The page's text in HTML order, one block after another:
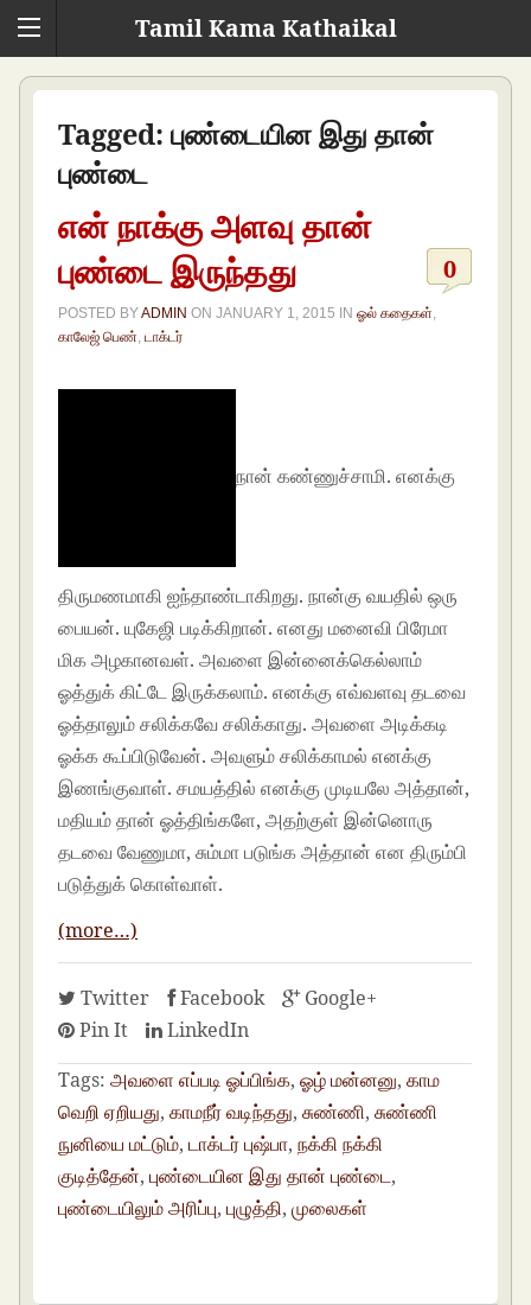
Tamil Kama Kathaikal
Tagged: புண்டையின இது தான்
புண்டை
என் நாக்கு அளவு தான்
புண்டை இருந்தது
0
POSTED BYADMIN ONJANUARY 1, 2015 INஓல் கதைகள்
காலேஜ் பெண் ,டாக்டர்
நான் கண்ணுச்சாமி. எனக்கு
திருமணமாகி ஐந்தாண்டாகிறது. நான்கு வயதில் ஒரு
பையன். யுகேஜி படிக்கிறான். எனது மனைவி பிரேமா
மிக அழகானவள். அவளை இன்னைக்கெல்லாம்
ஓத்துக் கிட்டே இருக்கலாம். எனக்கு எவ்வளவு தடவை
ஓத்தாலும் சலிக்கவே சலிக்காது. அவளை அடிக்கடி
ஓக்க கூப்பிடுவேன். அவளும் சலிக்காமல் எனக்கு
இணங்குவாள். சமயத்தில் எனக்கு முடியலே அத்தான்,
மதியம் தான் ஓத்திங்களே, அதற்குள் இன்னொரு
தடவை வேணுமா, சும்மா படுங்க அத்தான் என திரும்பி
படுத்துக் கொள்வாள்.
(more…)
Twitter Facebook
Google+
Pin It
LinkedIn
Tags: அவளை எப்படி ஓப்பிங்க,ஓழ் மன்னனு,காம
வெறி ஏறியது,காமநீர் வடிந்தது,சுண்ணி,சுண்ணி
நுனியை மட்டும்,டாக்டர் புஷ்பா,நக்கி நக்கி
குடித்தேன்,புண்டையின இது தான் புண்டை,
புண்டையிலும் அரிப்பு,புழுத்தி,முலைகள்